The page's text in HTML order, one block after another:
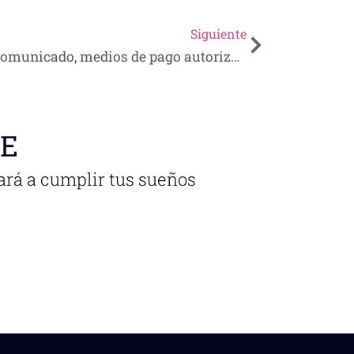
Siguiente
Comunicado, medios de pago autorizados
a cumplir tus sueños